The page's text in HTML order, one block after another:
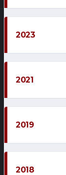
2023
2021
2019
2018